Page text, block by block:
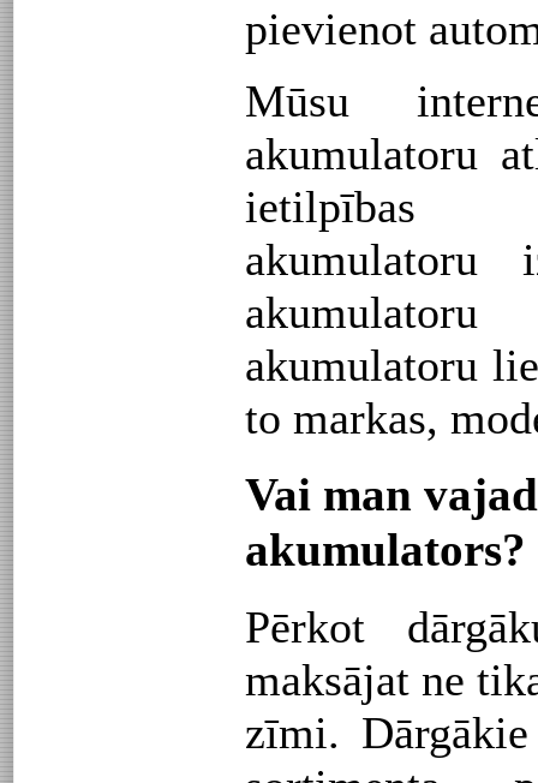
pievienot
Mūsu
akumulatoru
ietilpības
akumulatoru
akumulatoru
akumulatoru
to markas,
Vai man
akumulators?
Pērkot
maksājat ne
zīmi.